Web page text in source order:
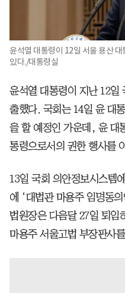
윤석열 대통령이 12일 서울 용산
있다./대통령실
윤석열 대통령이 지난 12일
출했다. 국회는 14일 윤 대
을 할 예정인 가운데, 윤 대
통령으로서의 권한 행사를
13일 국회 의안정보시스템
에 ‘대법관 마용주 임명동
법원장은 다음달 27일 퇴임
마용주 서울고법 부장판사